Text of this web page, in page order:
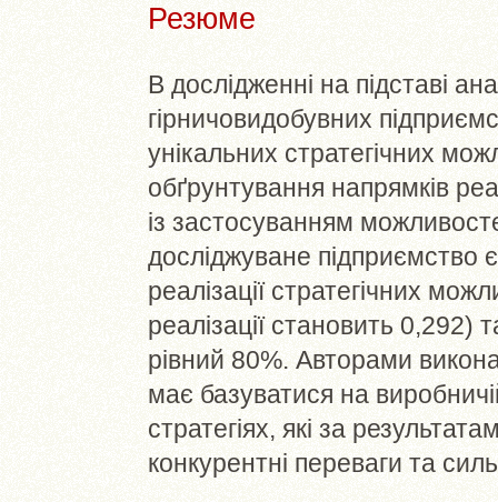
Резюме
В дослідженні на підставі
гірничовидобувних
унікальних стратегічних
обґрунтування напрямків
із застосуванням
досліджуване підприємство
реалізації стратегічних
реалізації становить 0,292)
рівний 80%. Авторами
має базуватися на
стратегіях, які за
конкурентні переваги та